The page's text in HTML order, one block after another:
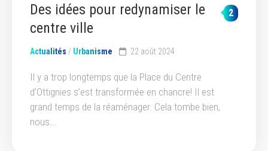
Des idées pour redynamiser le
centre ville
2
Actualités / Urbanisme 22 août 2024
Il y a trop longtemps que la Place du Centre
d’Ottignies s’est transformée en chancre! Il est
grand temps de la réaménager. Cela tombe bien,
nous...